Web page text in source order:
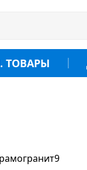
ТОВАРЫ
9